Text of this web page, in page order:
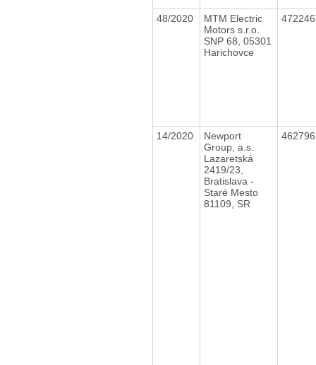
48/2020
MTM Electric
Motors s.r.o.
SNP 68, 05301
Harichovce
14/2020
Newport
Group, a.s.
Lazaretská
2419/23,
Bratislava -
Staré Mesto
81109, SR